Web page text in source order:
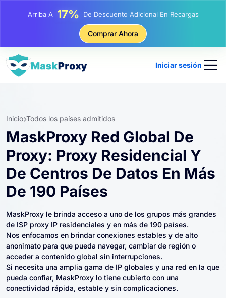
Arriba A 25% Descuento En Compras Estáticas IP
81% Descuento En Compras Rotativas IP
Comprar Ahora
Iniciar sesión
Inicio Todos los países admitidos
MaskProxy Red Global De
Proxy: Proxy Residencial Y
De Centros De Datos En Más
De 190 Países
MaskProxy le brinda acceso a uno de los grupos más grandes
de ISP proxy IP residenciales y en más de 190 países.
Nos enfocamos en brindar conexiones estables y de alto
anonimato para que pueda navegar, cambiar de región o
acceder a contenido global sin interrupciones.
Si necesita una amplia gama de IP globales y una red en la que
pueda confiar, MaskProxy lo tiene cubierto con una
conectividad rápida, estable y sin complicaciones.